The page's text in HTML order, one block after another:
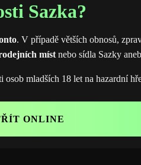
Sazka?
. V případě větších obnosů,
míst nebo sídla Sazky
mladších 18 let na hazardní
ONLINE